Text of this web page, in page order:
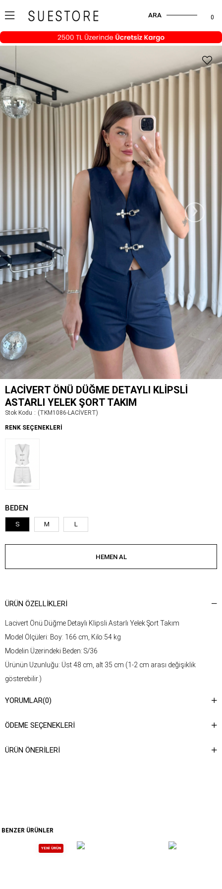
0
ARA
›
LACIVERT ÖNÜ DÜĞME DETAYLI KLIPSLI
ASTARLI YELEK ŞORT TAKIM
Stok Kodu (TKM1086-LACİVERT)
RENK SEÇENEKLERI
BEDEN
S M L
ÜRÜN ÖZELLIKLERI
Lacivert Önü Düğme Detaylı Klipsli Astarlı Yelek Şort Takım
Model Ölçüleri: Boy: 166 cm, Kilo:54 kg
Modelin Üzerindeki Beden: S/36
Ürünün Uzunluğu: Üst 48 cm, alt 35 cm (1-2 cm arası değişiklik
gösterebilir.)
Yıkama Talimatı : Ürünün iç kısmında bulunan etiketten yıkama
talimatına ulaşabilirsiniz.
YORUMLAR(0)
ÖDEME SEÇENEKLERI
ÜRÜN ÖNERILERI
BENZER ÜRÜNLER
YENI ÜRÜN